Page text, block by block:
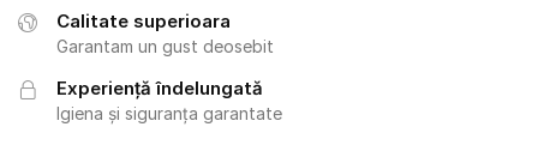
Calitate superioara
Garantam un gust deosebit
Experiență îndelungată
Igiena și siguranța garantate